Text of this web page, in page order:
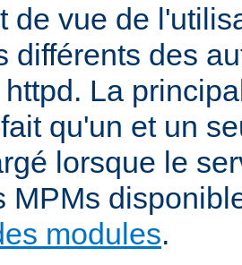
de vue de
différents des
La
qu'un et un
lorsque le
MPMs
modules.